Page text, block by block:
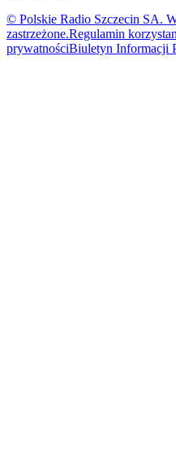
© Polskie Radio Szczecin SA.
zastrzeżone.Regulamin
prywatnościBiuletyn Informacji